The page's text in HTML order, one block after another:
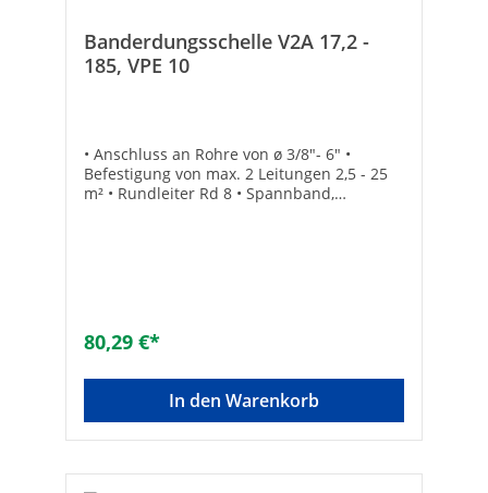
Banderdungsschelle V2A 17,2 -
185, VPE 10
• Anschluss an Rohre von ø 3/8"- 6" •
Befestigung von max. 2 Leitungen 2,5 - 25
m² • Rundleiter Rd 8 • Spannband,
80,29 €*
In den Warenkorb